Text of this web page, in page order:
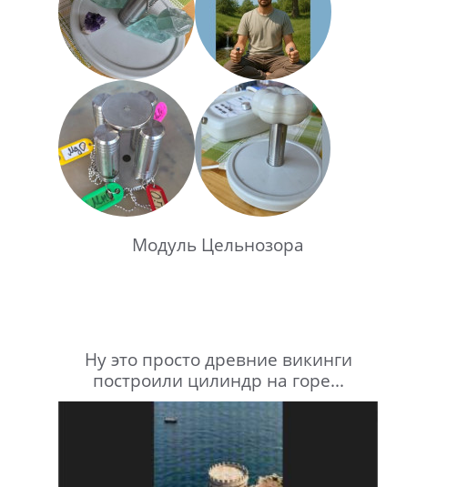
Модуль Цельнозора
Ну это просто древние викинги
построили цилиндр на горе...